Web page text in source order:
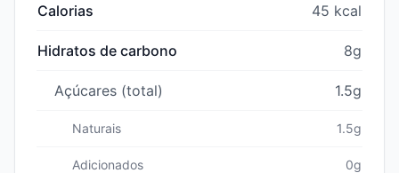
Calorias 45 kcal
Hidratos de carbono 8g
Açúcares (total) 1.5g
Naturais 1.5g
Adicionados 0g